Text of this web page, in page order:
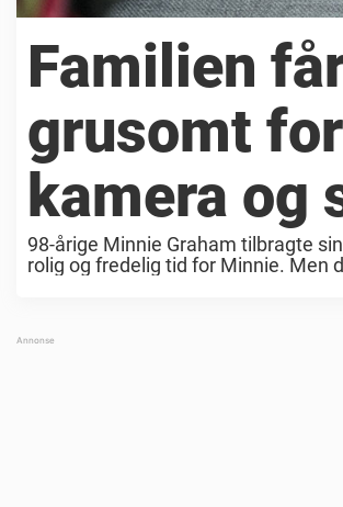
Familien
grusomt
kamera og
98-årige Minnie Graham tilbragte
rolig og fredelig tid for Minnie. Men